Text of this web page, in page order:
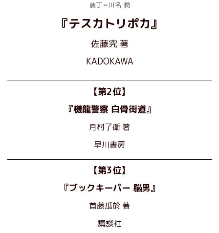
装丁＝川名 潤
『テスカトリポカ』
佐藤究 著
KADOKAWA
【第2位】
『機龍警察 白骨街道』
月村了衛 著
早川書房
【第3位】
『ブックキーパー 脳男』
首藤瓜於 著
講談社